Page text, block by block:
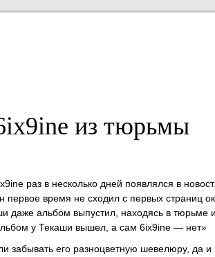
из тюрьмы
раз в несколько дней появлялся в
время не сходил с первых страниц
даже альбом выпустил, находясь в тюрьме
у Текаши вышел, а сам 6ix9ine — нет»
его разноцветную шевелюру, да и